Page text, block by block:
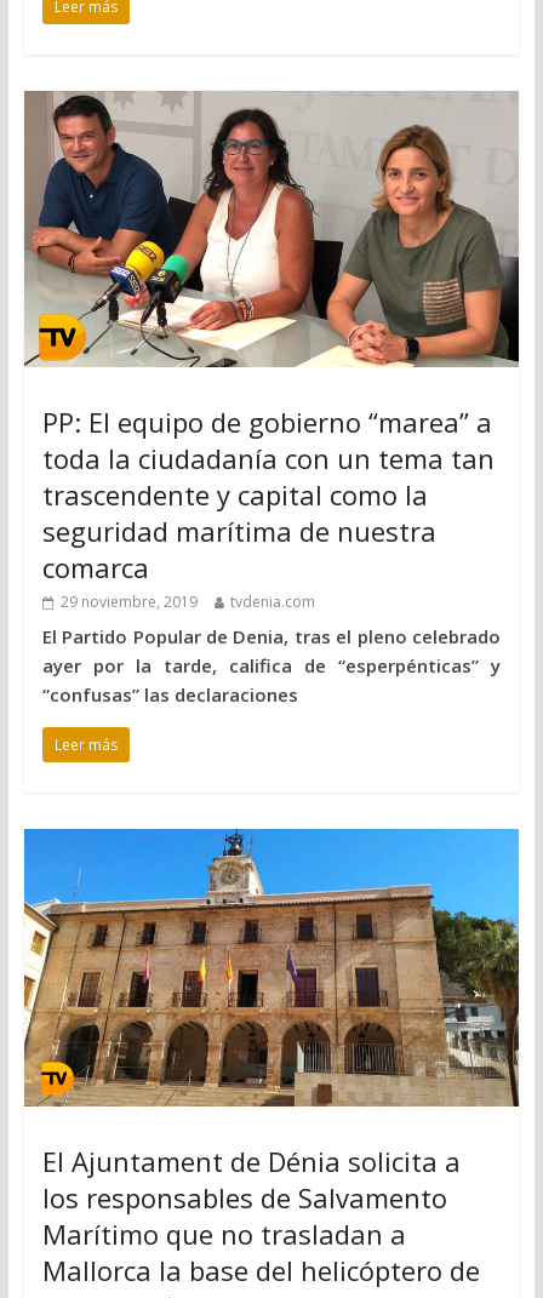
Leer más
PP: El equipo de gobierno “marea” a
toda la ciudadanía con un tema tan
trascendente y capital como la
seguridad marítima de nuestra
comarca
29 noviembre, 2019 tvdenia.com
El Partido Popular de Denia, tras el pleno celebrado
ayer por la tarde, califica de “esperpénticas” y
“confusas” las declaraciones
Leer más
El Ajuntament de Dénia solicita a
los responsables de Salvamento
Marítimo que no trasladan a
Mallorca la base del helicóptero de